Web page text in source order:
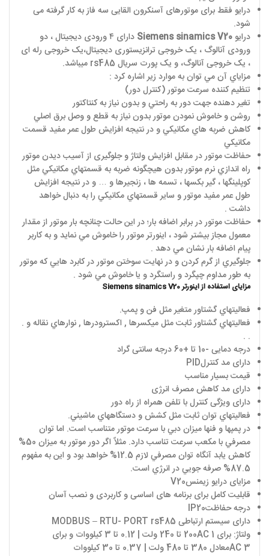
درایو فقط برای موتورهای آسنکرون القایی سه فاز به کار گرفته می
شود.
درایو Siemens sinamics V20
دارای ۴ ورودی دیجیتال ، دو
ورودی آنالوگ ، یک خروجی ترانزیستوری دیجیتال،یک خروجی رله ای
، یک خروجی آنالوگ، و یک پورت سریال rs485 میباشد.
مزاياي آن مي توان به موارد زير اشاره کرد :
تنظيم کننده سرعت موتور (کنترل دور)
تغير دهنده جهت دور به راحتي و بدون نياز به کنتاکتور
روشن و خاموش نمودن موتور بدون نياز به قطع و وصل برق اصلي
کاهش ضربه هاي مکانيکي و در نتيجه افزايش طول عمر مفيد قسمت
مکانيکي
حفاظت موتور در مقابل افزايش ولتاژ و جلوگيری از آسيب ديدن موتور
راه اندازي نرم موتور بدون هيچگونه ضربه به قسمتهاي مکانيکي مثل
کوپلينگها ، گير بکسها ، تسمه ها ، زنجيرها و … و در نتيجه افزايش
طول عمر مفيد موتور و ساير قسمتهاي مکانيکي را به دنبال خواهد
داشت .
حفاظت موتور در برابر اضافه بار؛ در اين حالت چنانچه بار موتور از مقدار
معمول مجاز بيشتر شود ، اينورتر موتور را خاموش مي نمايد و به کاربر
پيام اضافه بار نشان مي دهد .
جلوگيري از گرم کردن و در نهايت سوختن موتور در کابرد هايي که موتور
به طور مداوم چپگرد و راستگرد و يا خاموش مي شود .
مزایای استفاده از اینورترSiemens sinamics V20
فعاليتهاي گشتاور متغير مثل فن و پمپ.
فعاليتهاي گشتاور ثابت مثل ميکسرها , اکسترودرها , نوارهاي نقاله و .
. .
درجه دمایی -10 تا +60 درجه سانتی گراد
دارای مد کنترلPID
قیمت بسیار مناسب
دارای مد کاهش مصرف انرژی
دارای ویژگی کنترل با تلفن همراه از راه دور
فعاليتهاي توان ثابت مثل کشش و دستگاههاي ماشيني.
در پمپها و فنها ميزان دبي با سرعت موتور متناسب است. اما توان
مصرفي با مکعب سرعت تناسب دارد. مثلاً اگر دور موتور به ميزان 50%
کاهش يابد آنگاه توان مصرفي لازم 12.5% خواهد بود و اين به مفهوم
87.5% صرفه جويي در انرژي است.
مزایای درایو زیمنسV20
قابلیت کامل برای برنامه های اساسی و کاربردی و نصب آسان
درجه حفاظتIP20
دارای سیستم ارتباطی MODBUS – RTU- PORT rs485
ولتاژ: برای 1 AC
200 تا 240 ولت | 0.12 تا 3 کیلووات و برای
3
ACمعادل 380 تا 480 ولت | 0.37 تا 30 کیلووات